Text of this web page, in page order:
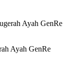
Ayah GenRe